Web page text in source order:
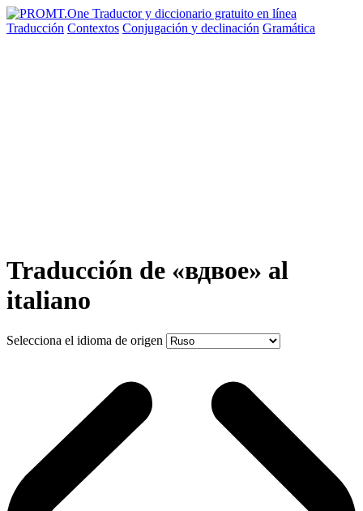
Traducción Contextos Conjugación y declinación Gramática
Traducción de «вдвое» al
italiano
Selecciona el idioma de origen